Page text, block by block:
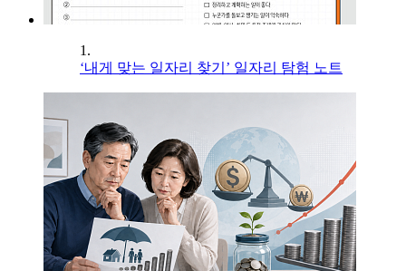
1.
‘내게 맞는 일자리 찾기’ 일자리 탐험 노트